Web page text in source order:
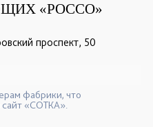
«РОССО»
проспект, 50
фабрики, что
сайт «СОТКА».